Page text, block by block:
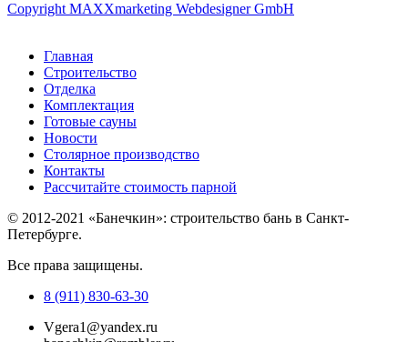
Copyright MAXXmarketing Webdesigner GmbH
Главная
Строительство
Отделка
Комплектация
Готовые сауны
Новости
Столярное производство
Контакты
Рассчитайте стоимость парной
© 2012-2021 «Банечкин»: строительство бань в Санкт-
Петербурге.
Все права защищены.
8 (911) 830-63-30
Vgera1@yandex.ru